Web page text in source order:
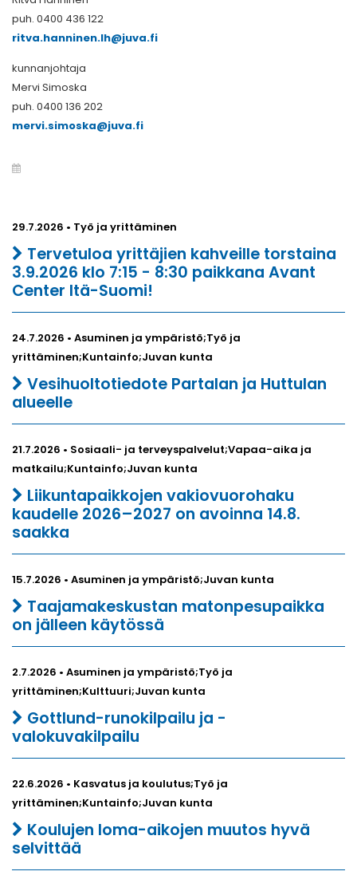
puh. 0400 436 122
ritva.hanninen.lh@juva.fi
kunnanjohtaja
Mervi Simoska
puh. 0400 136 202
mervi.simoska@juva.fi
29.7.2026 • Työ ja yrittäminen
Tervetuloa yrittäjien kahveille torstaina
3.9.2026 klo 7:15 - 8:30 paikkana Avant
Center Itä-Suomi!
24.7.2026 • Asuminen ja ympäristö;Työ ja
yrittäminen;Kuntainfo;Juvan kunta
Vesihuoltotiedote Partalan ja Huttulan
alueelle
21.7.2026 • Sosiaali- ja terveyspalvelut;Vapaa-aika ja
matkailu;Kuntainfo;Juvan kunta
Liikuntapaikkojen vakiovuorohaku
kaudelle 2026–2027 on avoinna 14.8.
saakka
15.7.2026 • Asuminen ja ympäristö;Juvan kunta
Taajamakeskustan matonpesupaikka
on jälleen käytössä
2.7.2026 • Asuminen ja ympäristö;Työ ja
yrittäminen;Kulttuuri;Juvan kunta
Gottlund-runokilpailu ja -
valokuvakilpailu
22.6.2026 • Kasvatus ja koulutus;Työ ja
yrittäminen;Kuntainfo;Juvan kunta
Koulujen loma-aikojen muutos hyvä
selvittää